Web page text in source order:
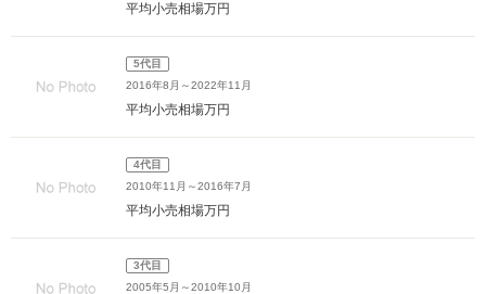
平均小売相場万円
5代目
2016年8月～2022年11月
平均小売相場万円
4代目
2010年11月～2016年7月
平均小売相場万円
3代目
2005年5月～2010年10月